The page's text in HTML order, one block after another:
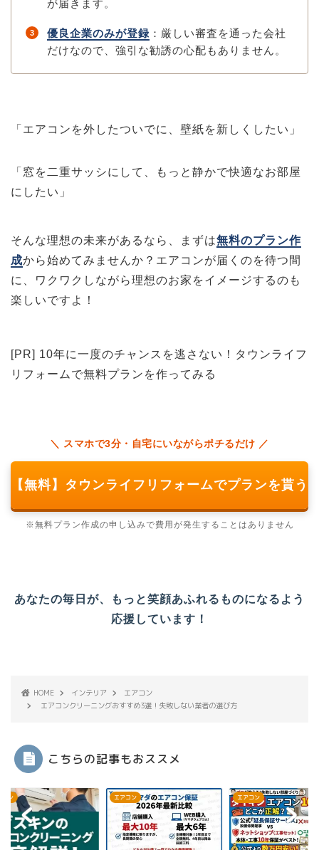
が届きます。
3 優良企業のみが登録 ：厳しい審査を通った会社
だけなので、強引な勧誘の心配もありません。
「エアコンを外したついでに、壁紙を新しくしたい」
「窓を二重サッシにして、もっと静かで快適なお部屋
にしたい」
そんな理想の未来があるなら、まずは無料のプラン作
成から始めてみませんか？エアコンが届くのを待つ間
に、ワクワクしながら理想のお家をイメージするのも
楽しいですよ！
[PR] 10年に一度のチャンスを逃さない！タウンライフ
リフォームで無料プランを作ってみる
＼ スマホで3分・自宅にいながらポチるだけ ／
【無料】タウンライフリフォームでプランを貰う
※無料プラン作成の申し込みで費用が発生することはありません
あなたの毎日が、もっと笑顔あふれるものになるよう
応援しています！
HOME インテリア
エアコン
エアコンクリーニングおすすめ3選！失敗しない業者の選び方
こちらの記事もおススメ
エアコン エアコン